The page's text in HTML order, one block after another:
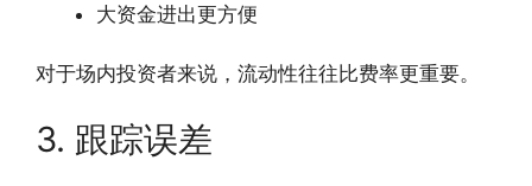
大资金进出更方便
对于场内投资者来说，流动性往往比费率更重要。
3. 跟踪误差